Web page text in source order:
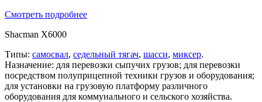
Смотреть подробнее
Shacman X6000
Типы: самосвал, седельный тягач, шасси, миксер.
Назначение: для перевозки сыпучих грузов; для перевозки
посредством полуприцепной техники грузов и оборудования;
для установки на грузовую платформу различного
оборудования для коммунального и сельского хозяйства.